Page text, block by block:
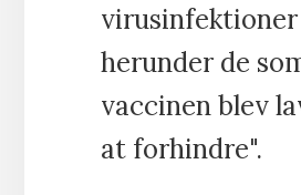
herunder de
vaccinen blev
at forhindre".